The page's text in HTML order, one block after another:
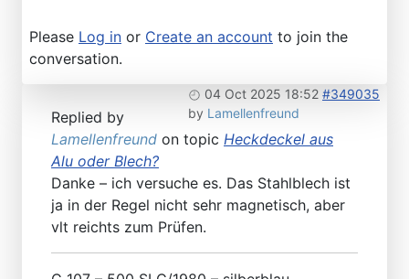
Please Log in or Create an account to join the
conversation.
04 Oct 2025 18:52 #349035
by Lamellenfreund
Replied by
Lamellenfreund on topic Heckdeckel aus
Alu oder Blech?
Danke – ich versuche es. Das Stahlblech ist
ja in der Regel nicht sehr magnetisch, aber
vlt reichts zum Prüfen.